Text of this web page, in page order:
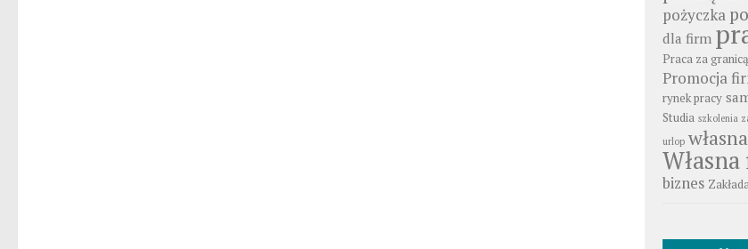
pożyczka
dla firm
Praca za granicą
Promocja
rynek pracy
Studia szkolenia
urlop
biznes